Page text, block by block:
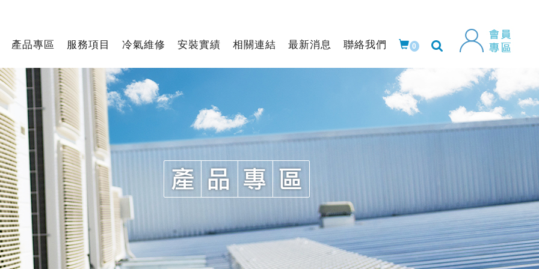
產品專區 服務項目 冷氣維修 安裝實績 相關連結 最新消息 聯絡我們 0